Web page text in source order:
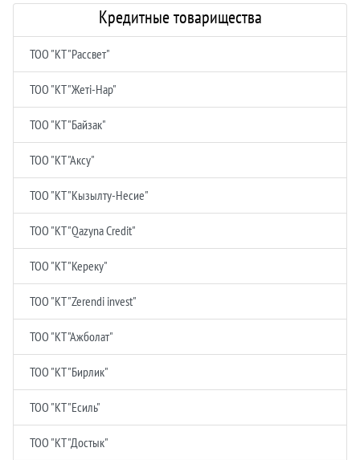
Кредитные товарищества
ТОО "КТ "Рассвет"
ТОО "КТ "Жеті-Нар"
ТОО "КТ "Байзак"
ТОО "КТ "Аксу"
ТОО "КТ "Кызылту-Несие"
ТОО "КТ "Qazyna Credit"
ТОО "КТ "Кереку"
ТОО "КТ "Zerendi invest"
ТОО "КТ "Ажболат"
ТОО "КТ "Бирлик"
ТОО "КТ "Есиль"
ТОО "КТ "Достык"